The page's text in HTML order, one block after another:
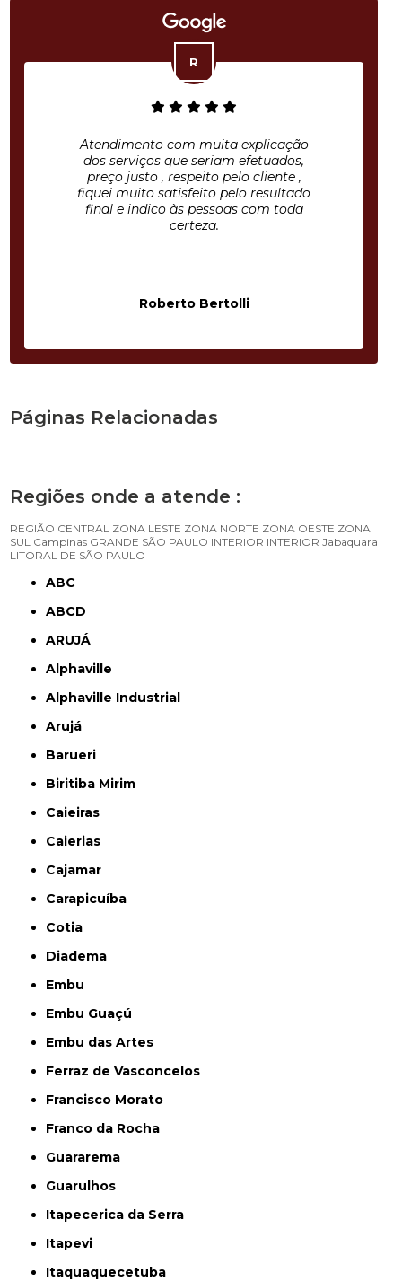
Atendimento com muita explicação
dos serviços que seriam efetuados,
preço justo , respeito pelo cliente ,
fiquei muito satisfeito pelo resultado
final e indico às pessoas com toda
certeza.
Roberto Bertolli
Páginas Relacionadas
Regiões onde a atende :
REGIÃO CENTRAL ZONA LESTE ZONA NORTE ZONA OESTE ZONA
SUL Campinas GRANDE SÃO PAULO INTERIOR INTERIOR Jabaquara
LITORAL DE SÃO PAULO
ABC
ABCD
ARUJÁ
Alphaville
Alphaville Industrial
Arujá
Barueri
Biritiba Mirim
Caieiras
Caierias
Cajamar
Carapicuíba
Cotia
Diadema
Embu
Embu Guaçú
Embu das Artes
Ferraz de Vasconcelos
Francisco Morato
Franco da Rocha
Guararema
Guarulhos
Itapecerica da Serra
Itapevi
Itaquaquecetuba